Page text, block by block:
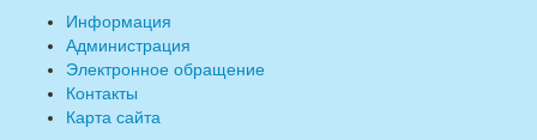
Информация
Администрация
Электронное обращение
Контакты
Карта сайта